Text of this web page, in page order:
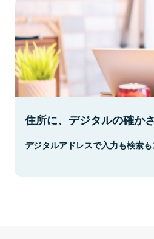
住所に、デジタルの確かさ
デジタルアドレスで入力も検索も